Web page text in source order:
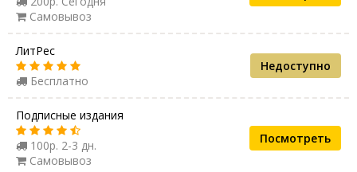
Самовывоз
ЛитРес
Бесплатно
Недоступно
Подписные издания
100р. 2-3 дн.
Самовывоз
Посмотреть